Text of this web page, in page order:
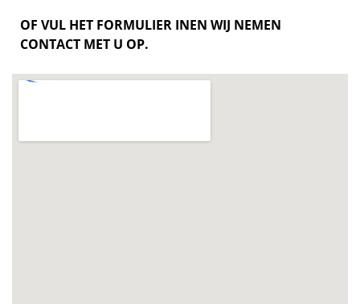
OF VUL HET FORMULIER INEN WIJ NEMEN
CONTACT MET U OP.